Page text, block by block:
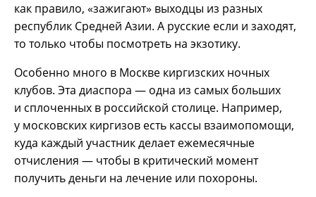
как правило, «зажигают» выходцы из разных
республик Средней Азии. А русские если и заходят,
то только чтобы посмотреть на экзотику.
Особенно много в Москве киргизских ночных
клубов. Эта диаспора — одна из самых больших
и сплоченных в российской столице. Например,
у московских киргизов есть кассы взаимопомощи,
куда каждый участник делает ежемесячные
отчисления — чтобы в критический момент
получить деньги на лечение или похороны.